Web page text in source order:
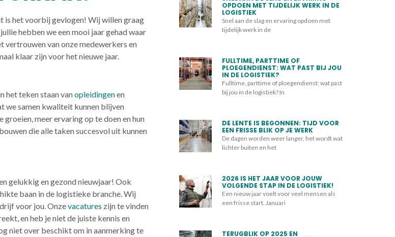
is het voorbij gevlogen! Wij willen graag
hebben we een mooi jaar gehad waar
vertrouwen van onze medewerkers en
klaar zijn voor het nieuwe jaar.
het teken staan vanopleidingenen
we samen kwaliteit kunnen blijven
meer ervaring op te doen en hun
die alle taken succesvol uit kunnen
gelukkig en gezond nieuwjaar! Ook
baan in de logistieke branche. Wij
voor jou. Onzevacatures zijn te vinden
en heb je niet de juiste kennis en
niet over beschikt om in aanmerking te
OPDOEN MET TIJDELIJK WERK IN DE
LOGISTIEK
Snel aan de slag en ervaring opdoen met
tijdelijk werk in de
FULLTIME, PARTTIME OF
PLOEGENDIENST: WAT PAST BIJ JOU
IN DE LOGISTIEK?
Fulltime, parttime of ploegendienst: wat past
bij jou in de logistiek? In
DE LENTE IS BEGONNEN: TIJD VOOR
EEN FRISSE BLIK OP JE WERK
De dagen worden weer langer, het wordt wat
lichter buiten en het
2026 IS HET JAAR VOOR JOUW
VOLGENDE STAP IN DE LOGISTIEK!
Een nieuw jaar voelt voor veel mensen als
een frisse start. Januari
TERUGBLIK OP 2025 EN